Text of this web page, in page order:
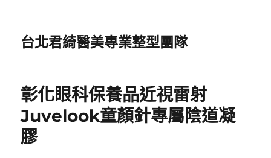
台北君綺醫美專業整型團隊
彰化眼科保養品近視雷射
Juvelook童顏針專屬陰道凝
膠